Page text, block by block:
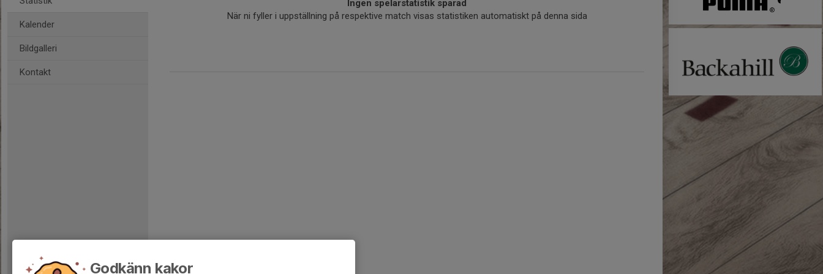
Kalender
Bildgalleri
Kontakt
Ingen spelarstatistik sparad
När ni fyller i uppställning på respektive match visas statistiken automatiskt på denna sida
Godkänn kakor